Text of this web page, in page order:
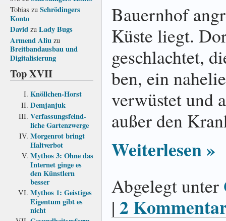
Tobias zu Schrödingers
Konto
David zu Lady Bugs
Armend Aliu zu
Breitbandausbau und
Digitalisierung
Top XVII
Knöllchen-Horst
Demjanjuk
Verfassungs­feind­
liche Garten­zwerge
Morgenrot bringt
Haltverbot
Mythos 3: Ohne das
Internet ginge es
den Künstlern
besser
Mythos 1: Geistiges
Eigentum gibt es
nicht
Bauern­hof
Küste liegt.
ge­schlach­tet,
ben, ein
ver­wü­stet und
außer den
Weiterlesen »
Abgelegt unter
| 2